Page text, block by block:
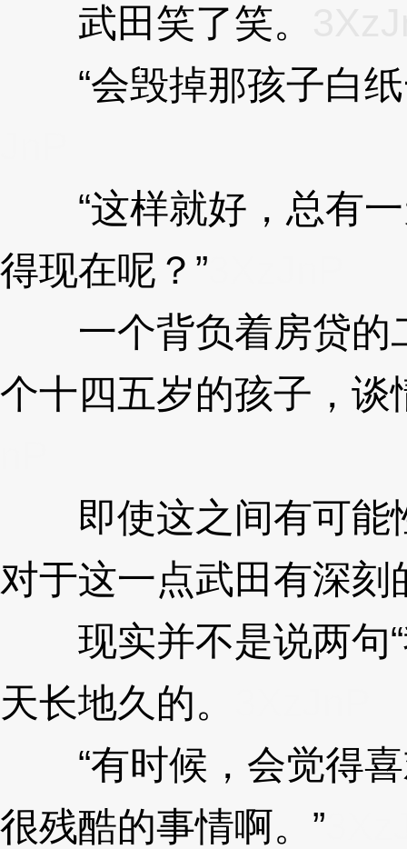
武田笑了笑。
“会毁掉那孩子白纸
“这样就好，总有一
得现在呢？”
一个背负着房贷的
个十四五岁的孩子，谈
即使这之间有可能
对于这一点武田有深刻
现实并不是说两句“
天长地久的。
“有时候，会觉得喜
很残酷的事情啊。”